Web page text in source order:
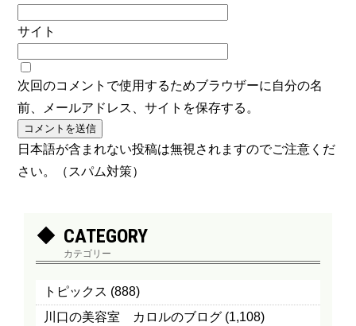
サイト
次回のコメントで使用するためブラウザーに自分の名
前、メールアドレス、サイトを保存する。
日本語が含まれない投稿は無視されますのでご注意くだ
さい。（スパム対策）
CATEGORY
カテゴリー
トピックス (888)
川口の美容室 カロルのブログ (1,108)